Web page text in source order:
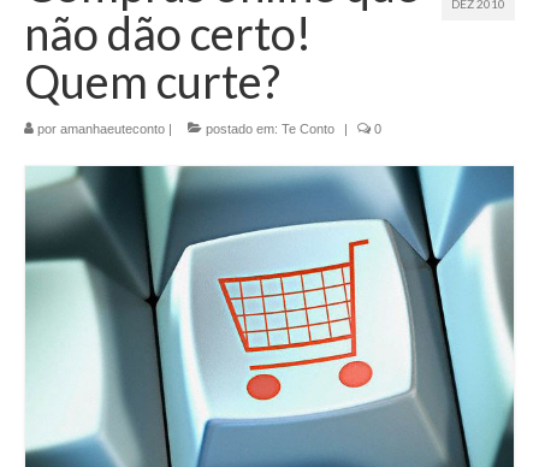
DEZ 2010
não dão certo!
Quem curte?
por amanhaeuteconto | postado em: Te Conto | 0